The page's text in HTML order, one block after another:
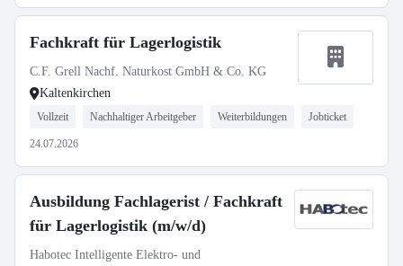
Fachkraft für Lagerlogistik
C.F. Grell Nachf. Naturkost GmbH & Co. KG
Kaltenkirchen
Vollzeit Nachhaltiger Arbeitgeber Weiterbildungen Jobticket
24.07.2026
Ausbildung Fachlagerist / Fachkraft
für Lagerlogistik (m/w/d)
Habotec Intelligente Elektro- und